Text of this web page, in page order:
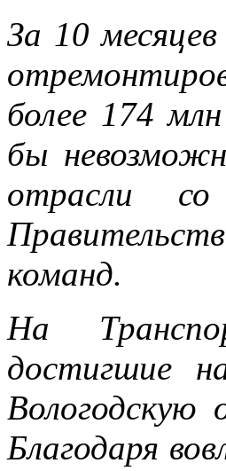
За 10
более 174
бы
отрасли со
команд.
На
достигшие
Вологодскую
Благодаря